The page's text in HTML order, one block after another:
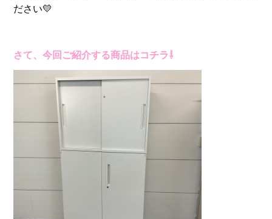
ださい💛
さて、今回ご紹介する商品はコチラ⇩